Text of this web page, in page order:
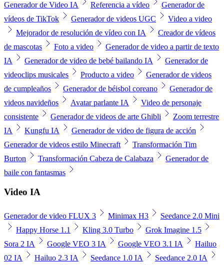
Generador de Video IA Referencia a vídeo
Generador de
vídeos de TikTok
Generador de videos UGC
Video a video
Mejorador de resolución de vídeo con IA
Creador de vídeos
de mascotas
Foto a video
Generador de video a partir de texto
IA
Generador de video de bebé bailando IA
Generador de
videoclips musicales
Producto a video
Generador de videos
de cumpleaños
Generador de béisbol coreano
Generador de
videos navideños
Avatar parlante IA
Video de personaje
consistente
Generador de videos de arte Ghibli
Zoom terrestre
IA
Kungfu IA
Generador de video de figura de acción
Generador de videos estilo Minecraft
Transformación Tim
Burton
Transformación Cabeza de Calabaza
Generador de
baile con fantasmas
Video IA
Generador de video FLUX 3 Minimax H3
Seedance 2.0 Mini
Happy Horse 1.1
Kling 3.0 Turbo
Grok Imagine 1.5
Sora 2 IA
Google VEO 3 IA Google VEO 3.1 IA
Hailuo
02 IA
Hailuo 2.3 IA Seedance 1.0 IA
Seedance 2.0 IA